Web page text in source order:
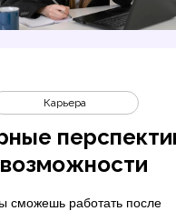
Карьера
сможешь работать после